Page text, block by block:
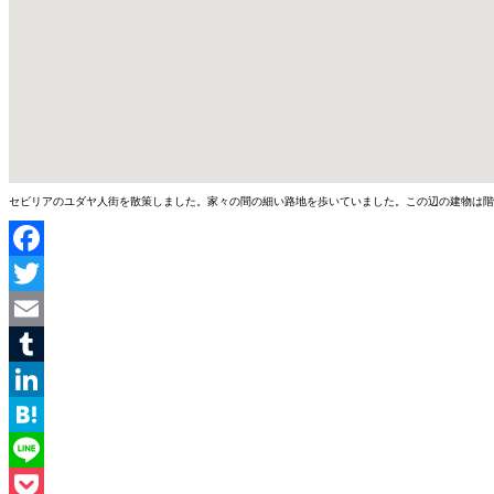
セビリアのユダヤ人街を散策しました。家々の間の細い路地を歩いていました。この辺の建物は階
Facebook
Twitter
Email
Tumblr
LinkedIn
Hatena
Line